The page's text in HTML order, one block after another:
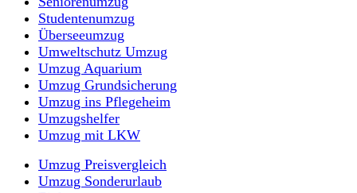
Studentenumzug
Überseeumzug
Umweltschutz Umzug
Umzug Aquarium
Umzug Grundsicherung
Umzug ins Pflegeheim
Umzugshelfer
Umzug mit LKW
Umzug Preisvergleich
Umzug Sonderurlaub